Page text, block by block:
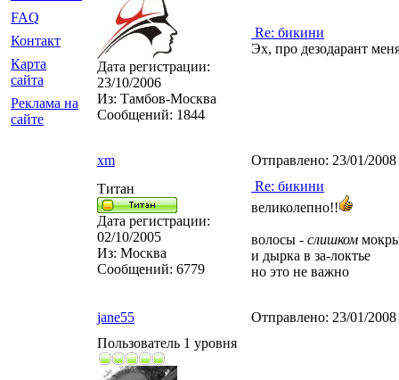
FAQ
Контакт
Карта
сайта
Реклама на
сайте
Дата регистрации:
23/10/2006
Из: Тамбов-Москва
Сообщений: 1844
Re: бикини
Эх, про дезодарант
xm Отправлено: 23/01/
Титан
Дата регистрации:
02/10/2005
Из: Москва
Сообщений: 6779
Re: бикини
великолепно!!
волосы - слишком
и дырка в за-локтье
но это не важно
jane55 Отправлено: 23/01/
Пользователь 1 уровня